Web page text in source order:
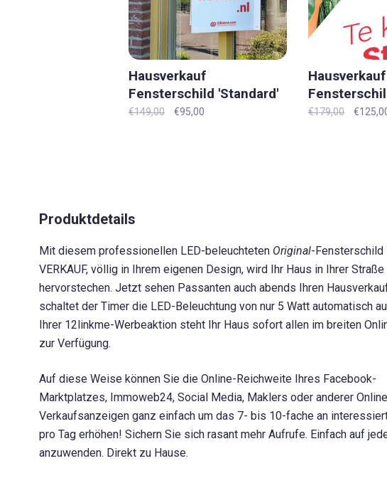
Hausverkauf
Fensterschild 'Standard'
XL-XXL
€149,00 €95,00
Hausverkauf
XL-XXL
€179,00
Produktdetails
Mit diesem professionellen LED-beleuchteten Original-Fensterschild
VERKAUF, völlig in Ihrem eigenen Design, wird Ihr Haus in Ihrer Straße
hervorstechen. Jetzt sehen Passanten auch abends Ihren
schaltet der Timer die LED-Beleuchtung von nur 5 Watt automatisch
Ihrer 12linkme-Werbeaktion steht Ihr Haus sofort allen im breiten
zur Verfügung.
Auf diese Weise können Sie die Online-Reichweite Ihres Facebook-
Marktplatzes, Immoweb24, Social Media, Maklers oder anderer
Verkaufsanzeigen ganz einfach um das 7- bis 10-fache an
pro Tag erhöhen! Sichern Sie sich rasant mehr Aufrufe. Einfach auf
anzuwenden. Direkt zu Hause.